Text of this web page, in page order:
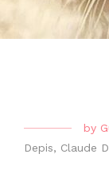
by
Depis, Claude